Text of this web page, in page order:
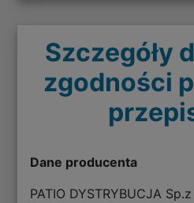
Szczegóły
zgodności
Dane producenta
PATIO DYSTRYBUCJA